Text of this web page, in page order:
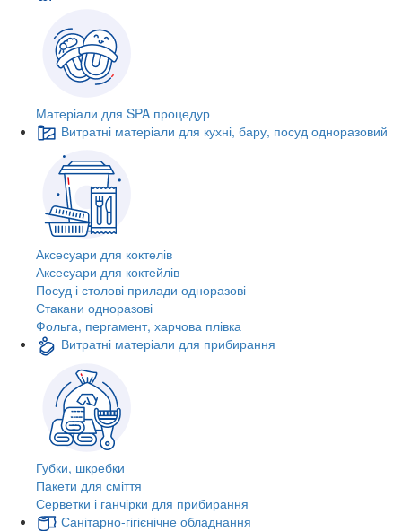
Матеріали для SPA процедур
Витратні матеріали для кухні, бару, посуд одноразовий
Аксесуари для коктелів
Аксесуари для коктейлів
Посуд і столові прилади одноразові
Стакани одноразові
Фольга, пергамент, харчова плівка
Витратні матеріали для прибирання
Губки, шкребки
Пакети для сміття
Серветки і ганчірки для прибирання
Санітарно-гігієнічне обладнання